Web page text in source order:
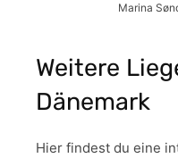
Marina
Weitere
Dänemark
Hier findest du eine